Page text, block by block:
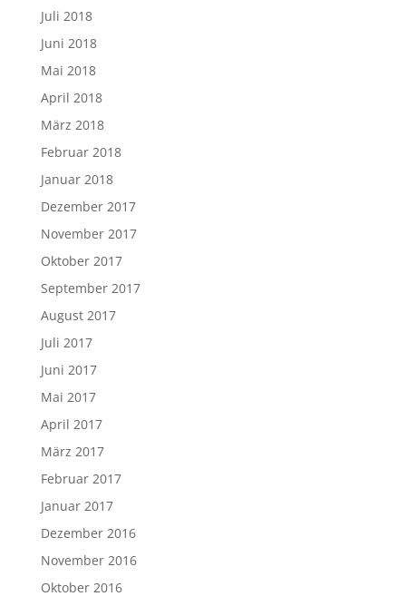
Juli 2018
Juni 2018
Mai 2018
April 2018
März 2018
Februar 2018
Januar 2018
Dezember 2017
November 2017
Oktober 2017
September 2017
August 2017
Juli 2017
Juni 2017
Mai 2017
April 2017
März 2017
Februar 2017
Januar 2017
Dezember 2016
November 2016
Oktober 2016